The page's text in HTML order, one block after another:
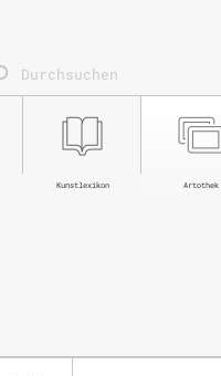
Artothek
Kunstlexikon